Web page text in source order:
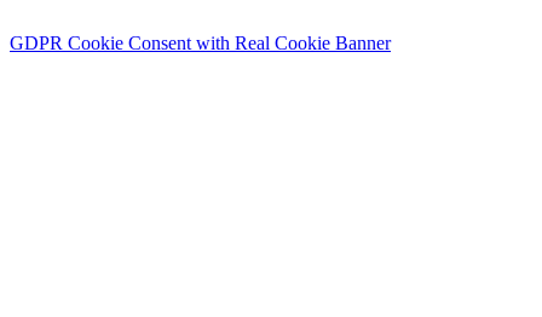
GDPR Cookie Consent with Real Cookie Banner